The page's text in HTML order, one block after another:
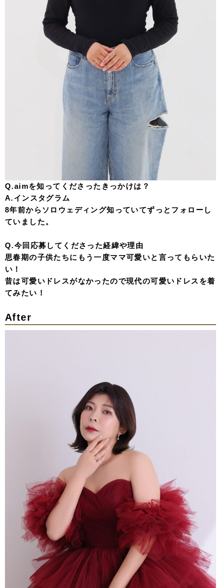
Q.aimを知ってくださったきっかけは？
A.インスタグラム
8年前からソロウェディング知っていてずっとフォローし
ていました。
Q.今回応募してくださった経緯や理由
思春期の子供たちにもう一度ママ可愛いと言ってもらいた
い！
昔は可愛いドレスがなかったので現代の可愛いドレスを着
てみたい！
After